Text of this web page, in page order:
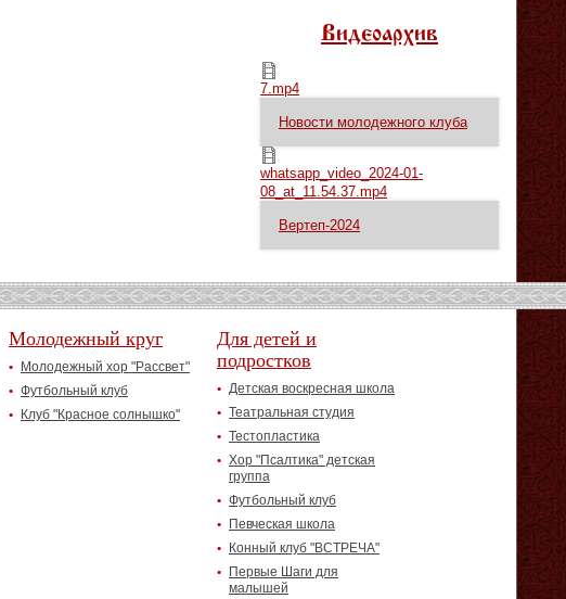
Видеоархив
7.mp4
7.mp4
Новости молодежного клуба
whatsapp_video_2024-01-08_at_11.54.37.mp4
whatsapp_video_2024-01-
08_at_11.54.37.mp4
Вертеп-2024
Молодежный круг
Молодежный хор "Рассвет"
Футбольный клуб
Клуб "Красное солнышко"
Для детей и
подростков
Детская воскресная школа
Театральная студия
Тестопластика
Хор "Псалтика" детская
группа
Футбольный клуб
Певческая школа
Конный клуб "ВСТРЕЧА"
Первые Шаги для
малышей